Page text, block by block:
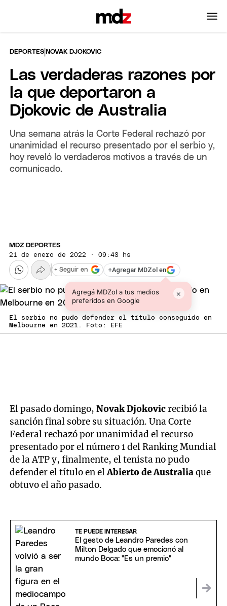
DEPORTES |NOVAK DJOKOVIC
Las verdaderas razones por
la que deportaron a
Djokovic de Australia
Una semana atrás la Corte Federal rechazó por
unanimidad el recurso presentado por el serbio y,
hoy reveló lo verdaderos motivos a través de un
comunicado.
MDZ DEPORTES
21 de enero de 2022 · 09:43 hs
+Agregar MDZol en
Agregá MDZol a tus medios
preferidos en Google
×
+ Seguir en
El serbio no pudo defender el título conseguido en
Melbourne en 2021. Foto: EFE
El pasado domingo,NovakDjokovicrecibió la
sanción final sobre su situación. Una Corte
Federal rechazó por unanimidad el recurso
presentado por el número 1 del Ranking Mundial
de la ATP y, finalmente, el tenista no pudo
defender el título en elAbiertodeAustraliaque
obtuvo el año pasado.
TE PUEDE INTERESAR
El gesto de Leandro Paredes con
Milton Delgado que emocionó al
mundo Boca: "Es un premio"